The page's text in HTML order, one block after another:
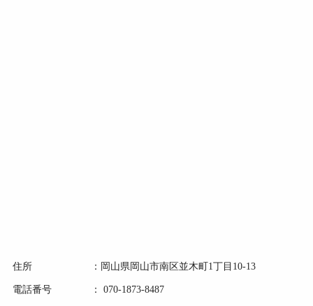
住所 ：岡山県岡山市南区並木町1丁目10-13
電話番号 ： 070-1873-8487